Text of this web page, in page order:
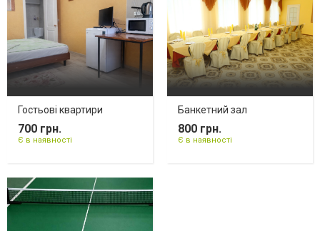
Гостьові квартири
700 грн.
Є в наявності
Банкетний зал
800 грн.
Є в наявності